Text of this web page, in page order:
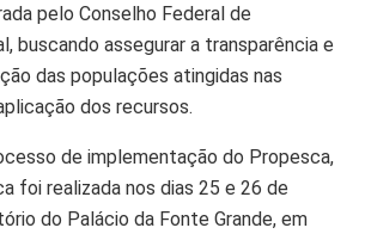
pelo Conselho Federal de
buscando assegurar a transparência e
das populações atingidas nas
dos recursos.
de implementação do Propesca,
foi realizada nos dias 25 e 26 de
do Palácio da Fonte Grande, em